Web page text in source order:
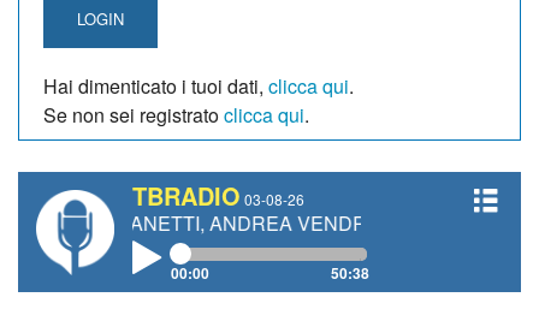
LOGIN
Hai dimenticato i tuoi dati, clicca qui.
Se non sei registratoclicca qui.
TBRADIO 03-08-26
GIANETTI, ANDREA VENDRAME, FILIPPO FIORELLI
00:00 50:38